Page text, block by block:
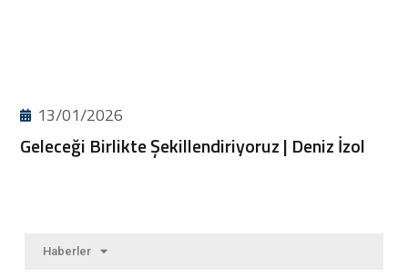
13/01/2026
Geleceği Birlikte Şekillendiriyoruz | Deniz İzol
Haberler